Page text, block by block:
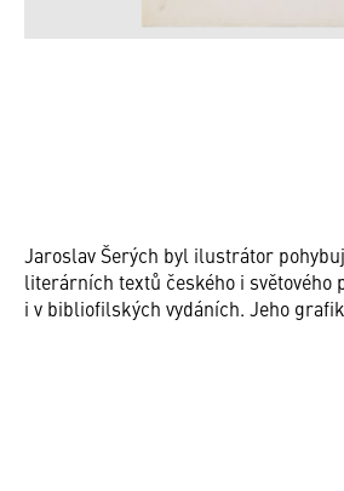
Jaroslav Šerých byl ilustrátor
literárních textů českého i světového
i v bibliofilských vydáních. Jeho